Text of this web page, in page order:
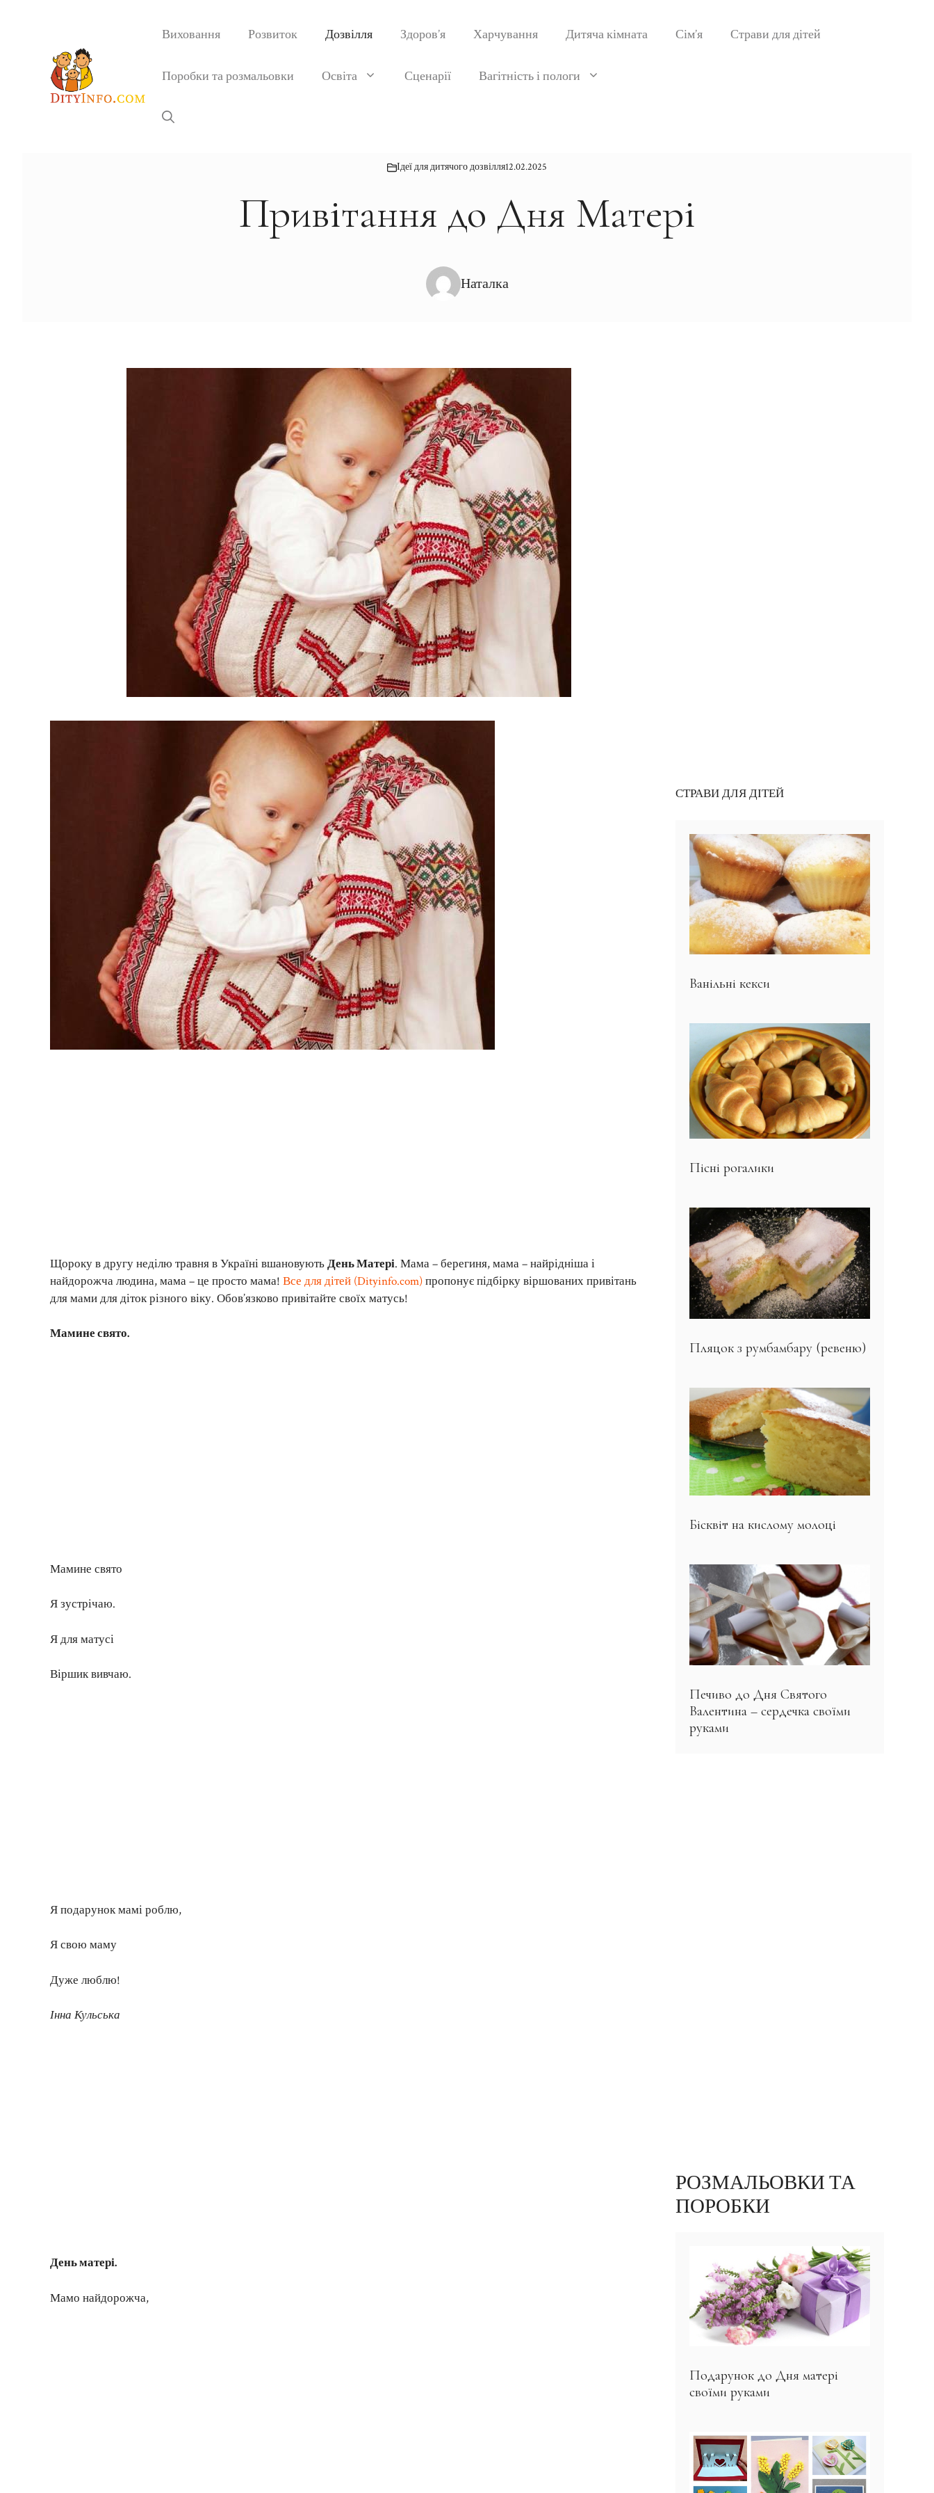
Виховання Розвиток Дозвілля Здоров’я Харчування Дитяча кімната Сім’я Страви для дітей
Поробки та розмальовки Освіта Сценарії Вагітність і пологи
Ідеї для дитячого дозвілля12.02.2025
Привітання до Дня Матері
Наталка
Щороку в другу неділю травня в Україні вшановуютьДень Матері. Мама – берегиня, мама – найрідніша і
найдорожча людина, мама – це просто мама! Все для дітей (Dityinfo.com)пропонує підбірку віршованих привітань
для мами для діток різного віку. Обов’язково привітайте своїх матусь!
Мамине свято.
Мамине свято
Я зустрічаю.
Я для матусі
Віршик вивчаю.
Я подарунок мамі роблю,
Я свою маму
Дуже люблю!
Інна Кульська
День матері.
Мамо найдорожча,
СТРАВИ ДЛЯ ДІТЕЙ
Ванільні кекси
Пісні рогалики
Пляцок з румбамбару (ревеню)
Бісквіт на кислому молоці
Печиво до Дня Святого
Валентина – сердечка своїми
руками
РОЗМАЛЬОВКИ ТА
ПОРОБКИ
Подарунок до Дня матері
своїми руками